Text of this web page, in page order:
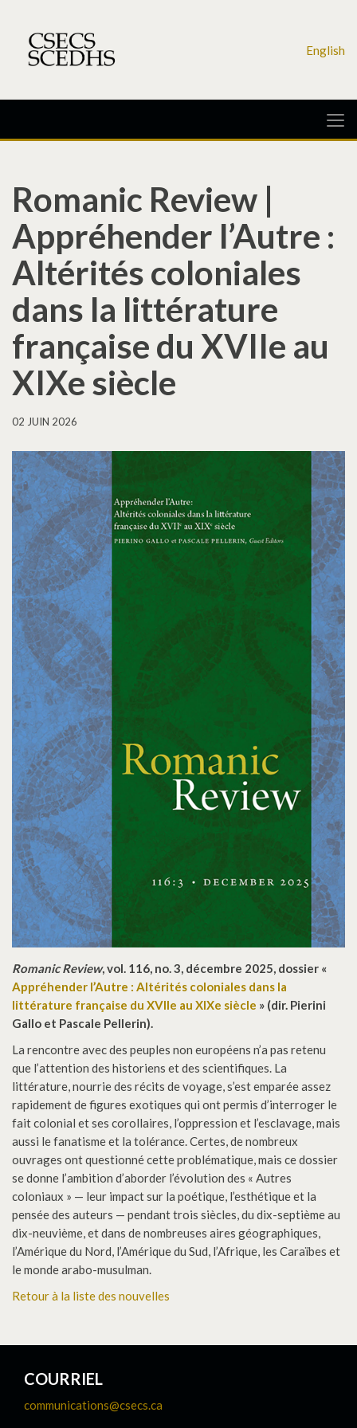
English
Romanic Review |
Appréhender l’Autre :
Altérités coloniales
dans la littérature
française du XVIIe au
XIXe siècle
02 JUIN 2026
Romanic Review, vol. 116, no. 3, décembre 2025, dossier «
Appréhender l’Autre : Altérités coloniales dans la
littérature française du XVIIe au XIXe siècle » (dir. Pierini
Gallo et Pascale Pellerin).
La rencontre avec des peuples non européens n’a pas retenu
que l’attention des historiens et des scientifiques. La
littérature, nourrie des récits de voyage, s’est emparée assez
rapidement de figures exotiques qui ont permis d’interroger le
fait colonial et ses corollaires, l’oppression et l’esclavage, mais
aussi le fanatisme et la tolérance. Certes, de nombreux
ouvrages ont questionné cette problématique, mais ce dossier
se donne l’ambition d’aborder l’évolution des « Autres
coloniaux » — leur impact sur la poétique, l’esthétique et la
pensée des auteurs — pendant trois siècles, du dix-septième au
dix-neuvième, et dans de nombreuses aires géographiques,
l’Amérique du Nord, l’Amérique du Sud, l’Afrique, les Caraïbes et
le monde arabo-musulman.
Retour à la liste des nouvelles
COURRIEL
communications@csecs.ca